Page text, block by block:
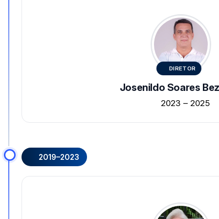
DIRETOR
Josenildo Soares
2023 – 2025
2019–2023